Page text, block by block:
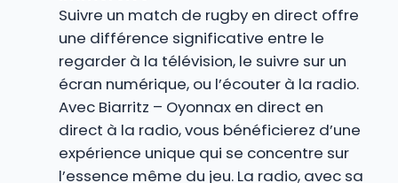
Suivre un match de rugby en direct offre
une différence significative entre le
regarder à la télévision, le suivre sur un
écran numérique, ou l’écouter à la radio.
Avec Biarritz – Oyonnax en direct en
direct à la radio, vous bénéficierez d’une
expérience unique qui se concentre sur
l’essence même du jeu. La radio, avec sa